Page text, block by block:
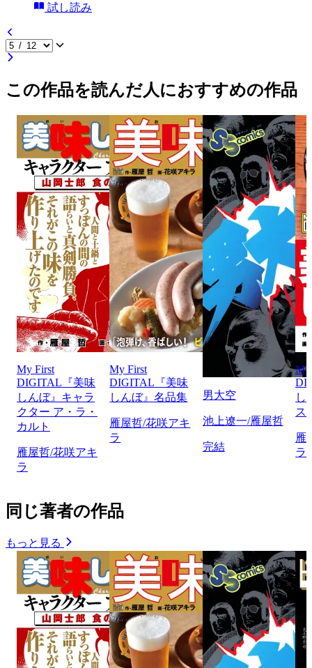
試し読み
この作品を読んだ人におすすめの作品
My First
DIGITAL『美味
しんぼ』キャラ
クター ア・ラ・
カルト
雁屋哲/花咲アキ
ラ
My First
DIGITAL『美味
しんぼ』名品集
雁屋哲/花咲アキ
ラ
男大空
池上遼一/雁屋哲
完結
My
し
ス
雁
ラ
同じ著者の作品
もっと見る